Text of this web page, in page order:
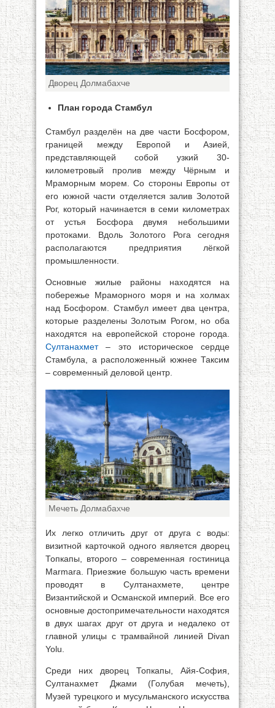
Дворец Долмабахче
План города Стамбул
Стамбул разделён на две части Босфором,
границей между Европой и Азией,
представляющей собой узкий 30-
километровый пролив между Чёрным и
Мраморным морем. Со стороны Европы от
его южной части отделяется залив Золотой
Рог, который начинается в семи километрах
от устья Босфора двумя небольшими
протоками. Вдоль Золотого Рога сегодня
располагаются предприятия лёгкой
промышленности.
Основные жилые районы находятся на
побережье Мраморного моря и на холмах
над Босфором. Стамбул имеет два центра,
которые разделены Золотым Рогом, но оба
находятся на европейской стороне города.
Султанахмет– это историческое сердце
Стамбула, а расположенный южнее Таксим
– современный деловой центр.
Мечеть Долмабахче
Их легко отличить друг от друга с воды:
визитной карточкой одного является дворец
Топкапы, второго – современная гостиница
Marmara. Приезжие большую часть времени
проводят в Султанахмете, центре
Византийской и Османской империй. Все его
основные достопримечательности находятся
в двух шагах друг от друга и недалеко от
главной улицы с трамвайной линией Divan
Yolu.
Среди них дворец Топкапы, Айя-София,
Султанахмет Джами (Голубая мечеть),
Музей турецкого и мусульманского искусства